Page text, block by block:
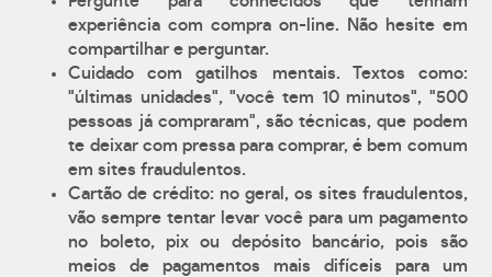
experiência com compra on-line. Não hesite em
compartilhar e perguntar.
Cuidado com gatilhos mentais. Textos como:
"últimas unidades", "você tem 10 minutos", "500
pessoas já compraram", são técnicas, que podem
te deixar com pressa para comprar, é bem comum
em sites fraudulentos.
Cartão de crédito: no geral, os sites fraudulentos,
vão sempre tentar levar você para um pagamento
no boleto, pix ou depósito bancário, pois são
meios de pagamentos mais difíceis para um